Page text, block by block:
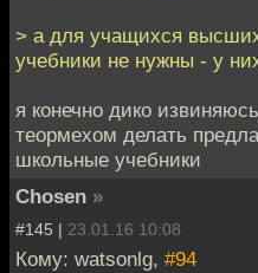
> а для учащихся
учебники не нужны - у
я конечно дико
теормехом делать
школьные учебники
Chosen »
#145 | 23.01.16 10:08
Кому: watsonlg, #94